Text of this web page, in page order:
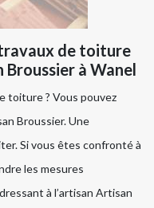
de toiture
Broussier à Wanel
toiture ? Vous pouvez
Broussier. Une
Si vous êtes confronté à
les mesures
à l’artisan Artisan